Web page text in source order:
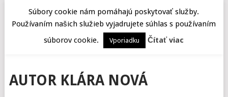
AUTOR KLÁRA NOVÁ
Súbory cookie nám pomáhajú poskytovať služby.
Používaním našich služieb vyjadrujete súhlas s používaním
súborov cookie.
Vporiadku Čítať viac